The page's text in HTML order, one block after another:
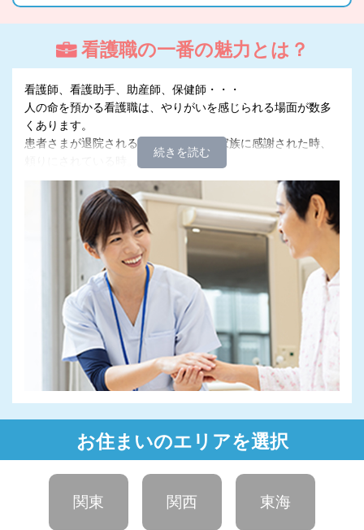
看護職の一番の魅力とは？
看護師、看護助手、助産師、保健師・・・
人の命を預かる看護職は、やりがいを感じられる場面が数多
くあります。
患者さまが退院される時、ご本人・ご家族に感謝された時、
大変なこともありますが、それ以上に励みとなる瞬間が多い
仕事です。
またたくさんの人と触れ合うことで、自分自身が成長できる
のも、魅力のひとつ。
患者さまから、先輩から、他部署のスタッフから。
日々の業務を通じて学んだことは、看護職を続ける上で、そ
してあなたの人生において、大きな糧となることでしょう。
高齢化によりニーズが高まる医療の現場で、かけがえのない
存在として活躍しませんか？
お住まいのエリアを選択
関東 関西 東海